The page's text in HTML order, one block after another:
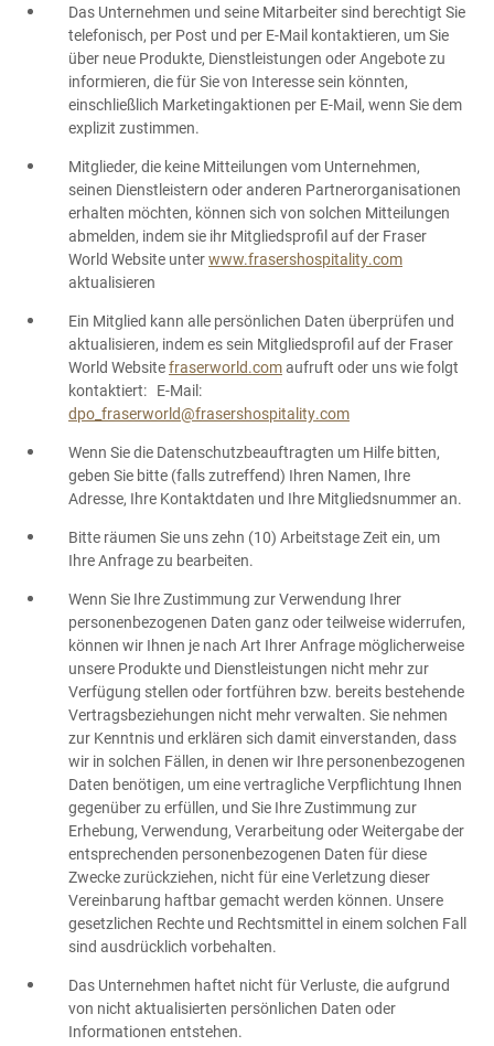
Das Unternehmen und seine Mitarbeiter sind berechtigt Sie
telefonisch, per Post und per E-Mail kontaktieren, um Sie
über neue Produkte, Dienstleistungen oder Angebote zu
informieren, die für Sie von Interesse sein könnten,
einschließlich Marketingaktionen per E-Mail, wenn Sie dem
explizit zustimmen.
Mitglieder, die keine Mitteilungen vom Unternehmen,
seinen Dienstleistern oder anderen Partnerorganisationen
erhalten möchten, können sich von solchen Mitteilungen
abmelden, indem sie ihr Mitgliedsprofil auf der Fraser
World Website unterwww.frasershospitality.com
aktualisieren
Ein Mitglied kann alle persönlichen Daten überprüfen und
aktualisieren, indem es sein Mitgliedsprofil auf der Fraser
World Websitefraserworld.comaufruft oder uns wie folgt
kontaktiert: E-Mail:
dpo_fraserworld@frasershospitality.com
Wenn Sie die Datenschutzbeauftragten um Hilfe bitten,
geben Sie bitte (falls zutreffend) Ihren Namen, Ihre
Adresse, Ihre Kontaktdaten und Ihre Mitgliedsnummer an.
Bitte räumen Sie uns zehn (10) Arbeitstage Zeit ein, um
Ihre Anfrage zu bearbeiten.
Wenn Sie Ihre Zustimmung zur Verwendung Ihrer
personenbezogenen Daten ganz oder teilweise widerrufen,
können wir Ihnen je nach Art Ihrer Anfrage möglicherweise
unsere Produkte und Dienstleistungen nicht mehr zur
Verfügung stellen oder fortführen bzw. bereits bestehende
Vertragsbeziehungen nicht mehr verwalten. Sie nehmen
zur Kenntnis und erklären sich damit einverstanden, dass
wir in solchen Fällen, in denen wir Ihre personenbezogenen
Daten benötigen, um eine vertragliche Verpflichtung Ihnen
gegenüber zu erfüllen, und Sie Ihre Zustimmung zur
Erhebung, Verwendung, Verarbeitung oder Weitergabe der
entsprechenden personenbezogenen Daten für diese
Zwecke zurückziehen, nicht für eine Verletzung dieser
Vereinbarung haftbar gemacht werden können. Unsere
gesetzlichen Rechte und Rechtsmittel in einem solchen Fall
sind ausdrücklich vorbehalten.
Das Unternehmen haftet nicht für Verluste, die aufgrund
von nicht aktualisierten persönlichen Daten oder
Informationen entstehen.